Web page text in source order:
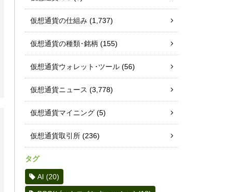
仮想通貨の仕組み (1,737)
仮想通貨の種類･銘柄 (155)
仮想通貨ウォレット･ツール (56)
仮想通貨ニュース (3,778)
仮想通貨マイニング (5)
仮想通貨取引所 (236)
タグ
AI (20)